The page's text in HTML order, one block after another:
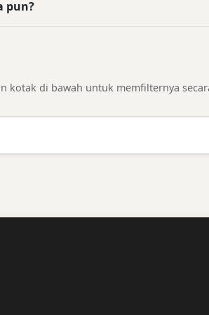
pun?
di bawah untuk memfilternya